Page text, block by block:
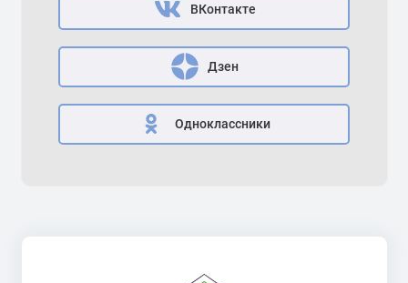
ВКонтакте
Дзен
Одноклассники